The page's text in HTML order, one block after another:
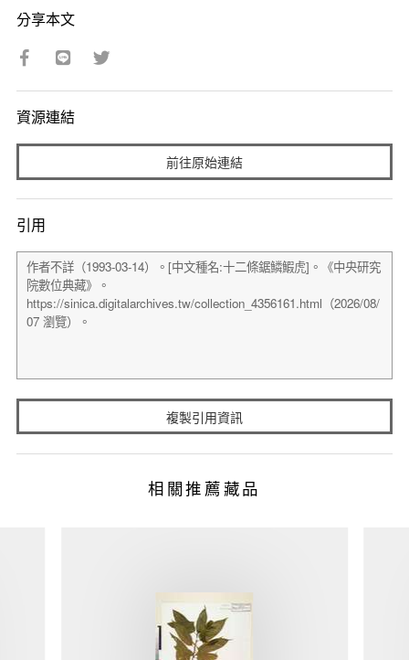
分享本文
資源連結
前往原始連結
引用
複製引用資訊
相關推薦藏品